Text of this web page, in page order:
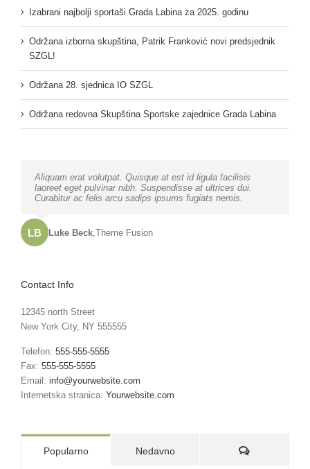
Izabrani najbolji sportaši Grada Labina za 2025. godinu
Održana izborna skupština, Patrik Franković novi predsjednik
SZGL!
Održana 28. sjednica IO SZGL
Održana redovna Skupština Sportske zajednice Grada Labina
Neque porro quisquam est, qui dolorem ipsum quia dolor sit
amet, consec tetur, adipisci velit, sed quia non numquam
eius modi tempora voluptas amets unser.
JD John Doe,My Company
Aliquam erat volutpat. Quisque at est id ligula facilisis
laoreet eget pulvinar nibh. Suspendisse at ultrices dui.
Curabitur ac felis arcu sadips ipsums fugiats nemis.
LB Luke Beck Theme Fusion
Contact Info
12345 north Street
New York City, NY 555555
Telefon: 555-555-5555
Fax: 555-555-5555
Email: info@yourwebsite.com
Internetska stranica: Yourwebsite.com
Popularno Nedavno Komentari: